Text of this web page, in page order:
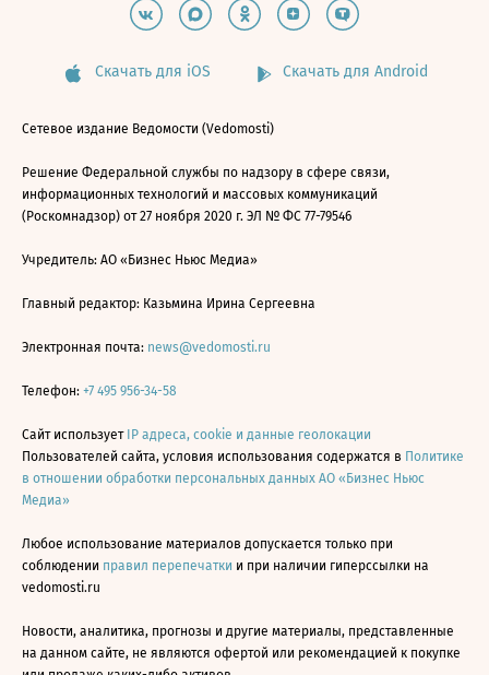
Скачать для iOS Скачать для Android
Сетевое издание Ведомости (Vedomosti)
Решение Федеральной службы по надзору в сфере связи,
информационных технологий и массовых коммуникаций
(Роскомнадзор) от 27 ноября 2020 г. ЭЛ № ФС 77-79546
Учредитель: АО «Бизнес Ньюс Медиа»
Главный редактор: Казьмина Ирина Сергеевна
Электронная почта: news@vedomosti.ru
Телефон: +7 495 956-34-58
Сайт использует IP адреса, cookie и данные геолокации
Пользователей сайта, условия использования содержатся в Политике
в отношении обработки персональных данных АО «Бизнес Ньюс
Медиа»
Любое использование материалов допускается только при
соблюдении правил перепечатки и при наличии гиперссылки на
vedomosti.ru
Новости, аналитика, прогнозы и другие материалы, представленные
на данном сайте, не являются офертой или рекомендацией к покупке